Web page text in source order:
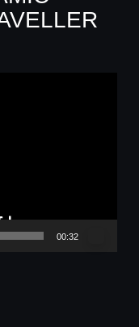
00:32